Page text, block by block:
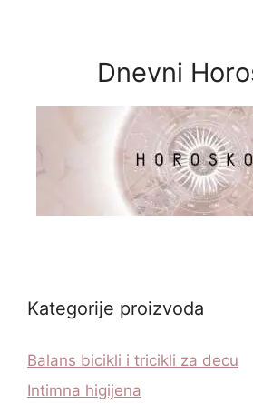
Dnevni
Kategorije proizvoda
Balans bicikli i tricikli za decu
Intimna higijena